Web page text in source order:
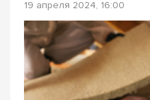
19 апреля 2024, 16:00